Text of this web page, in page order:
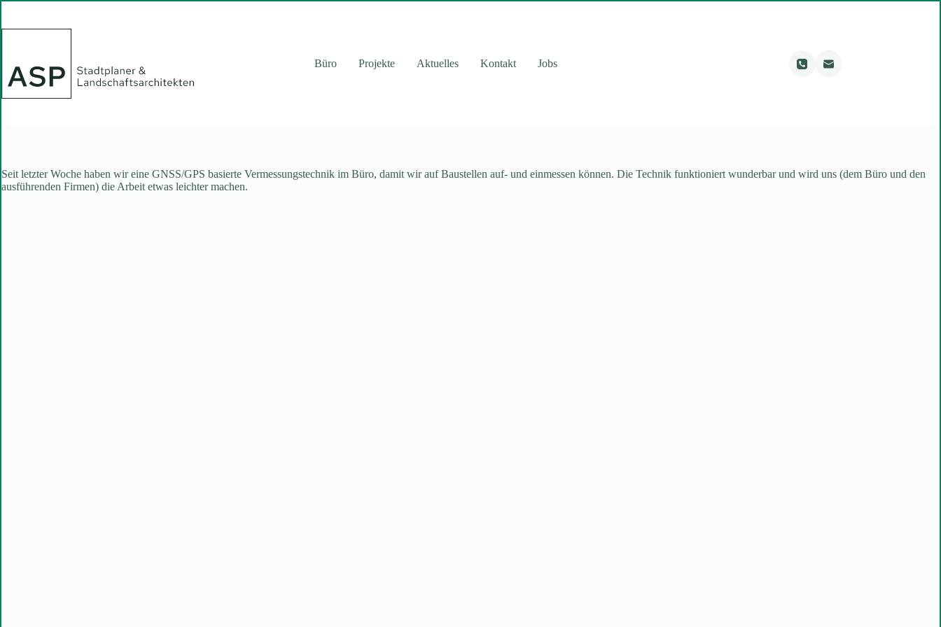
springen
Büro Projekte Aktuelles Kontakt Jobs
Seit letzter Woche haben wir eine GNSS/GPS basierte Vermessungstechnik im Büro, damit wir auf Baustellen auf- und einmessen können. Die Technik funktioniert wunderbar und wird uns (dem Büro und den
ausführenden Firmen) die Arbeit etwas leichter machen.